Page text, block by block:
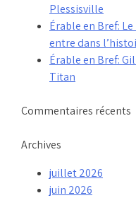
Plessisville
Érable en Bref:
entre dans
Érable en Bref:
Titan
Commentaires récents
Archives
juillet 2026
juin 2026